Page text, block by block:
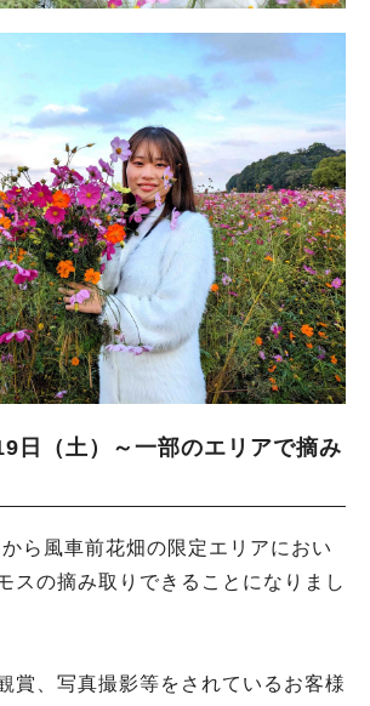
日（土）～一部のエリアで摘み
ら風車前花畑の限定エリアにおい
スの摘み取りできることになりまし
賞、写真撮影等をされているお客様